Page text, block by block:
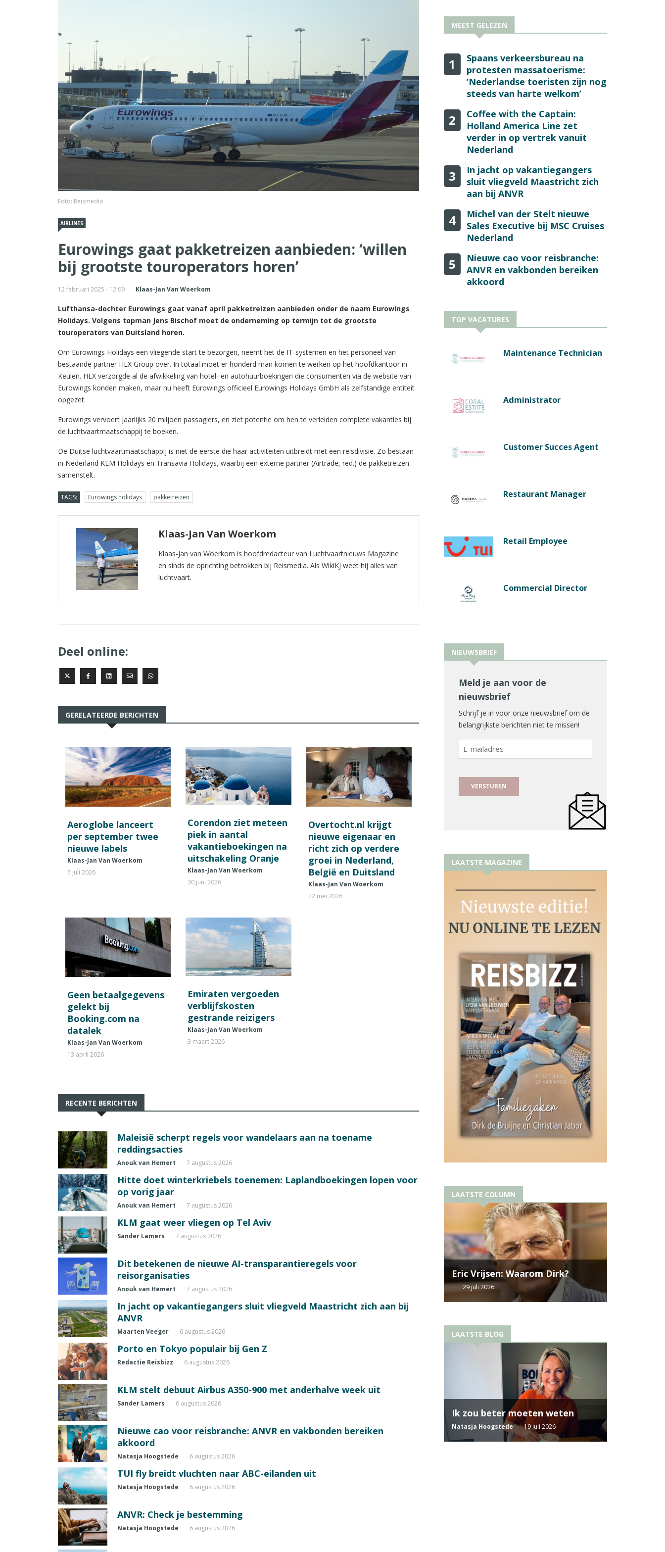
Foto: Reismedia
AIRLINES
Eurowings gaat pakketreizen aanbieden: ‘willen
bij grootste touroperators horen’
12 februari 2025 - 12:09 Klaas-Jan Van Woerkom
Lufthansa-dochter Eurowings gaat vanaf april pakketreizen aanbieden onder de naam Eurowings
Holidays. Volgens topman Jens Bischof moet de onderneming op termijn tot de grootste
touroperators van Duitsland horen.
Om Eurowings Holidays een vliegende start te bezorgen, neemt het de IT-systemen en het personeel van
bestaande partner HLX Group over. In totaal moet er honderd man komen te werken op het hoofdkantoor in
Keulen. HLX verzorgde al de afwikkeling van hotel- en autohuurboekingen die consumenten via de website van
Eurowings konden maken, maar nu heeft Eurowings officieel Eurowings Holidays GmbH als zelfstandige entiteit
opgezet.
Eurowings vervoert jaarlijks 20 miljoen passagiers, en ziet potentie om hen te verleiden complete vakanties bij
de luchtvaartmaatschappij te boeken.
De Duitse luchtvaartmaatschappij is niet de eerste die haar activiteiten uitbreidt met een reisdivisie. Zo bestaan
in Nederland KLM Holidays en Transavia Holidays, waarbij een externe partner (Airtrade, red.) de pakketreizen
samenstelt.
TAGS: Eurowings holidays pakketreizen
Klaas-Jan Van Woerkom
Klaas-Jan van Woerkom is hoofdredacteur van Luchtvaartnieuws Magazine
en sinds de oprichting betrokken bij Reismedia. Als WikiKJ weet hij alles van
luchtvaart.
Deel online:
GERELATEERDE BERICHTEN
Aeroglobe lanceert
per september twee
nieuwe labels
Klaas-Jan Van Woerkom
7 juli 2026
Corendon ziet meteen
piek in aantal
vakantieboekingen na
uitschakeling Oranje
Klaas-Jan Van Woerkom
30 juni 2026
Overtocht.nl krijgt
nieuwe eigenaar en
richt zich op verdere
groei in Nederland,
België en Duitsland
Klaas-Jan Van Woerkom
22 mei 2026
Geen betaalgegevens
gelekt bij
Booking.com na
datalek
Klaas-Jan Van Woerkom
13 april 2026
Emiraten vergoeden
verblijfskosten
gestrande reizigers
Klaas-Jan Van Woerkom
3 maart 2026
RECENTE BERICHTEN
Maleisië scherpt regels voor wandelaars aan na toename
reddingsacties
Anouk van Hemert 7 augustus 2026
Hitte doet winterkriebels toenemen: Laplandboekingen lopen voor
op vorig jaar
Anouk van Hemert 7 augustus 2026
KLM gaat weer vliegen op Tel Aviv
Sander Lamers 7 augustus 2026
Dit betekenen de nieuwe AI-transparantieregels voor
reisorganisaties
Anouk van Hemert 7 augustus 2026
In jacht op vakantiegangers sluit vliegveld Maastricht zich aan bij
ANVR
Maarten Veeger 6 augustus 2026
Porto en Tokyo populair bij Gen Z
Redactie Reisbizz 6 augustus 2026
KLM stelt debuut Airbus A350-900 met anderhalve week uit
Sander Lamers 6 augustus 2026
Nieuwe cao voor reisbranche: ANVR en vakbonden bereiken
akkoord
Natasja Hoogstede 6 augustus 2026
TUI fly breidt vluchten naar ABC-eilanden uit
Natasja Hoogstede 6 augustus 2026
ANVR: Check je bestemming
Natasja Hoogstede 6 augustus 2026
MEEST GELEZEN
1
Spaans verkeersbureau na
protesten massatoerisme:
‘Nederlandse toeristen zijn nog
steeds van harte welkom’
2
Coffee with the Captain:
Holland America Line zet
verder in op vertrek vanuit
Nederland
3
In jacht op vakantiegangers
sluit vliegveld Maastricht zich
aan bij ANVR
4
Michel van der Stelt nieuwe
Sales Executive bij MSC Cruises
Nederland
5
Nieuwe cao voor reisbranche:
ANVR en vakbonden bereiken
akkoord
TOP VACATURES
Maintenance Technician
Administrator
Customer Succes Agent
Restaurant Manager
Retail Employee
Commercial Director
NIEUWSBRIEF
Meld je aan voor de
nieuwsbrief
Schrijf je in voor onze nieuwsbrief om de
belangrijkste berichten niet te missen!
E-
mailadres
LAATSTE MAGAZINE
LAATSTE COLUMN
Eric Vrijsen: Waarom Dirk?
29 juli 2026
LAATSTE BLOG
Ik zou beter moeten weten
Natasja Hoogstede 19 juli 2026